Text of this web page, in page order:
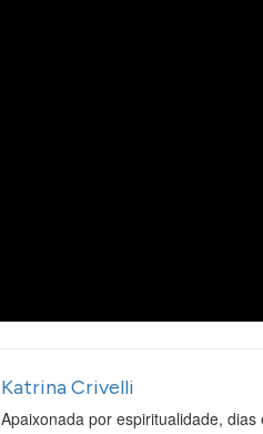
Katrina Crivelli
Apaixonada por espiritualidade,